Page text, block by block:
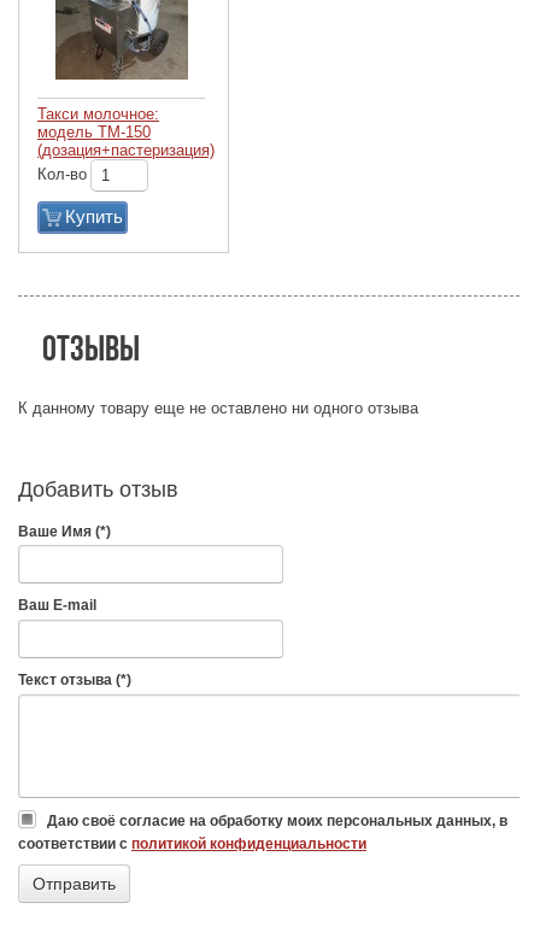
Такси молочное:
модель ТМ-150
(дозация+пастеризация)
Кол-во
Купить
Отзывы
К данному товару еще не оставлено ни одного отзыва
Добавить отзыв
Ваше Имя (*)
Ваш E-mail
Текст отзыва (*)
Даю своё согласие на обработку моих персональных данных, в
соответствии с политикой конфиденциальности